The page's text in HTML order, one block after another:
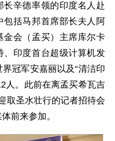
辛德率领的印度名人赴
括马邦首席部长夫人阿
金会（孟买）主席库尔卡
、印度首台超级计算机发
冠军安嘉丽以及“清洁印
人。此前在离孟买希瓦吉
取圣水壮行的记者招待会
前来参加。